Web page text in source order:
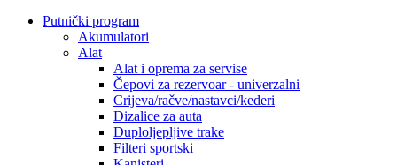
Putnički program
Akumulatori
Alat
Alat i oprema za servise
Čepovi za rezervoar - univerzalni
Crijeva/račve/nastavci/kederi
Dizalice za auta
Duploljepljive trake
Filteri sportski